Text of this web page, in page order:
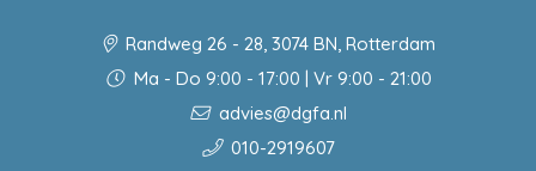
Randweg 26 - 28, 3074 BN, Rotterdam
Ma - Do 9:00 - 17:00 | Vr 9:00 - 21:00
advies@dgfa.nl
010-2919607